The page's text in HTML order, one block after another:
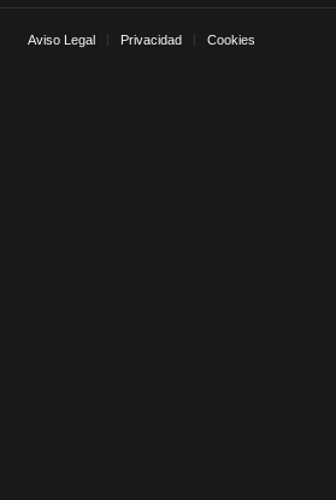
Aviso Legal Privacidad Cookies